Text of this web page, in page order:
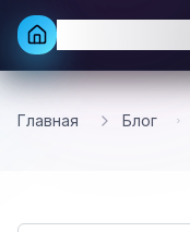
Главная Блог